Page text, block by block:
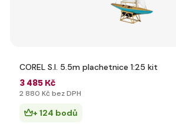
COREL S.I. 5.5m plachetnice 1:25 kit
3 485 Kč
2 880 Kč bez DPH
+ 124 bodů